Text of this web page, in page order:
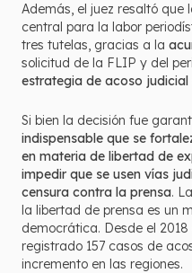
Además, el juez resaltó que
central para la labor
tres tutelas, gracias a la
solicitud de la FLIP y del
estrategia de acoso
Si bien la decisión fue
indispensable que se
en materia de libertad de
impedir que se usen vías
censura contra la prensa.
la libertad de prensa es un
democrática. Desde el
registrado 157 casos de
incremento en las regiones.